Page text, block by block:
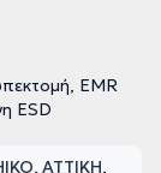
EMR
ESD
ΑΤΤΙΚΗ